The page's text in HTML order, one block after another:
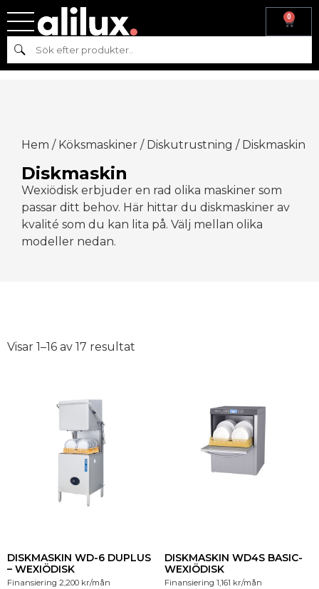
0
Sök
Hem / Köksmaskiner / Diskutrustning / Diskmaskin
Diskmaskin
Wexiödisk erbjuder en rad olika maskiner som
passar ditt behov. Här hittar du diskmaskiner av
kvalité som du kan lita på. Välj mellan olika
modeller nedan.
Visar 1–16 av 17 resultat
DISKMASKIN WD-6 DUPLUS
– WEXIÖDISK
Finansiering 2,200 kr/mån
DISKMASKIN WD4S BASIC-
WEXIÖDISK
Finansiering 1,161 kr/mån